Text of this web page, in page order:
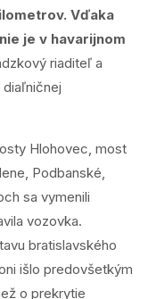
Vďaka
je v havarijnom
riaditeľ a
Hlohovec, most
Podbanské,
sa vymenili
vozovka.
bratislavského
išlo predovšetkým
o prekrytie